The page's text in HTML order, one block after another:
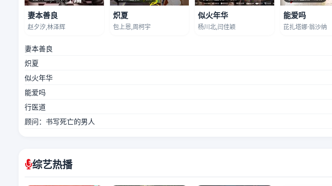
妻本善良
赵夕汐,林泽辉
炽夏
包上恩,周柯宇
似火年华
杨川北,闫佳颖
能爱吗
芘扎塔娜·翁沙纳
妻本善良
炽夏
似火年华
能爱吗
行医道
顾问：书写死亡的男人
综艺热播